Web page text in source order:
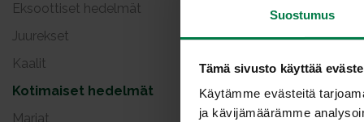
Suostumus
Tämä sivusto käyttää
Käytämme evästeitä
ja kävijämäärämme
Eksoottiset hedelmät
Juurekset
Kaalit
Kotimaiset hedelmät
Marjat
Lobo